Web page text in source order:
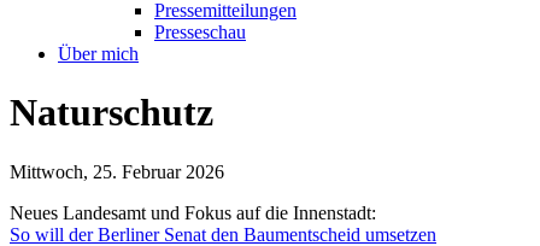
Pressemitteilungen
Presseschau
Über mich
Naturschutz
Mittwoch, 25. Februar 2026
Neues Landesamt und Fokus auf die Innenstadt:
So will der Berliner Senat den Baumentscheid umsetzen